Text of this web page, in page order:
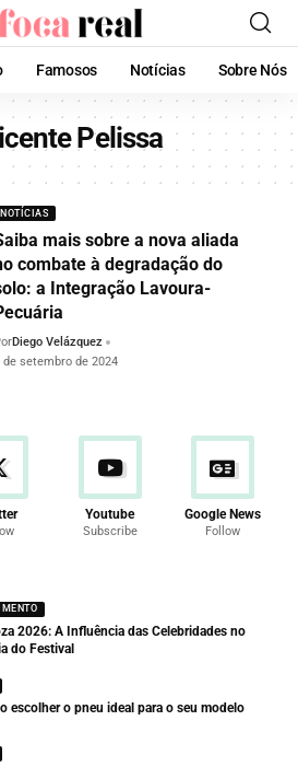
Famosos Notícias Sobre Nós
Pelissa
NOTÍCIAS
mais sobre a nova aliada
combate à degradação do
a Integração Lavoura-
Diego Velázquez
de setembro de 2024
Youtube
Subscribe
Google News
Follow
2026: A Influência das Celebridades no
do Festival
escolher o pneu ideal para o seu modelo